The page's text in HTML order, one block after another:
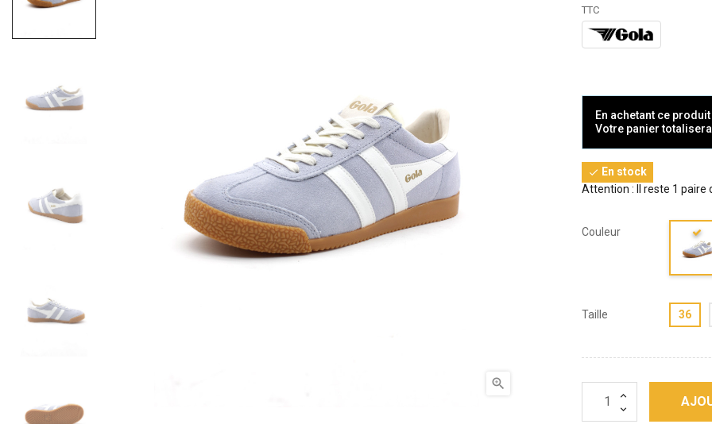

TTC
En achetant ce
Votre panier
 En stock
Attention : Il reste 1 paire
Couleur
Taille 36